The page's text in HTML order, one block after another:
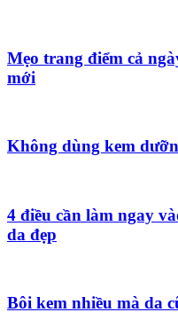
Mẹo trang điểm cả
mới
Không dùng kem
4 điều cần làm ngay
da đẹp
Bôi kem nhiều mà da